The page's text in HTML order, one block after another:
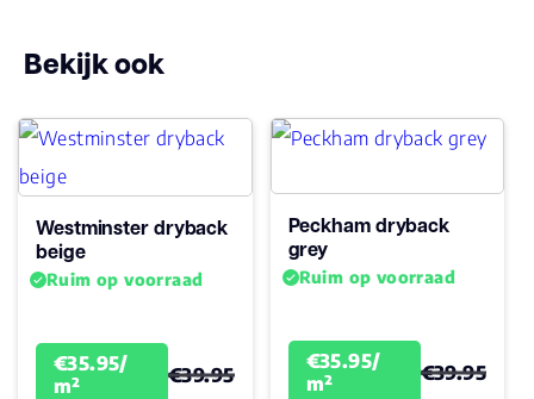
Bekijk ook
Westminster dryback
beige
Ruim op voorraad
€35.95/
m²
€39.95
Peckham dryback
grey
Ruim op voorraad
€35.95/
m²
€39.95